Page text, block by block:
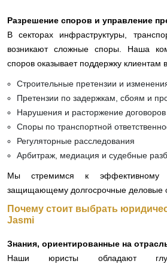
Разрешение споров и управление
В секторах инфраструктуры,
возникают сложные споры. Наша
споров оказывает поддержку клиентам
Строительные претензии и
Претензии по задержкам, сбоям и
Нарушения и расторжение договоров
Споры по транспортной
Регуляторные расследования
Арбитраж, медиация и судебные
Мы стремимся к эффективному
защищающему долгосрочные деловые
Почему стоит выбрать
Jasmi
Знания, ориентированные на
Наши юристы обладают